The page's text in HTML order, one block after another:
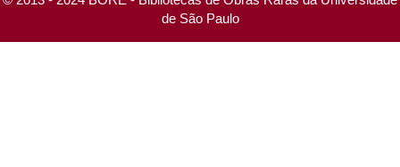
de São Paulo